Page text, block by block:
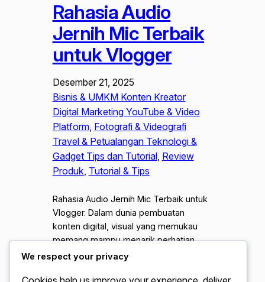
Rahasia Audio
Jernih Mic Terbaik
untuk Vlogger
Desember 21, 2025
Bisnis & UMKM Konten Kreator
Digital Marketing YouTube & Video
Platform, Fotografi & Videografi
Travel & Petualangan Teknologi &
Gadget Tips dan Tutorial, Review
Produk, Tutorial & Tips
Rahasia Audio Jernih Mic Terbaik untuk
Vlogger. Dalam dunia pembuatan
konten digital, visual yang memukau
memang mampu menarik perhatian
mata, namun kualitas suara adalah
We respect your privacy